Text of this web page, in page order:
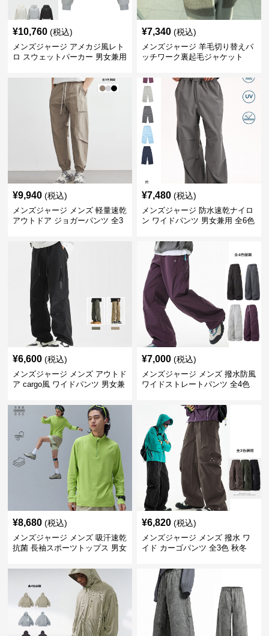
¥10,760 (税込)
メンズジャージ アメカジ風レト
ロ スウェットパーカー 男女兼用
¥7,340 (税込)
メンズジャージ 羊毛切り替えパ
ッチワーク裏起毛ジャケット
¥9,940 (税込)
メンズジャージ メンズ 軽量速乾
アウトドア ジョガーパンツ 全3
¥7,480 (税込)
メンズジャージ 防水速乾ナイロ
ン ワイドパンツ 男女兼用 全6色
¥6,600 (税込)
メンズジャージ メンズ アウトド
ア cargo風 ワイドパンツ 男女兼
¥7,000 (税込)
メンズジャージ メンズ 撥水防風
ワイドストレートパンツ 全4色
¥8,680 (税込)
メンズジャージ メンズ 吸汗速乾
抗菌 長袖スポーツトップス 男女
¥6,820 (税込)
メンズジャージ メンズ 撥水 ワ
イド カーゴパンツ 全3色 秋冬